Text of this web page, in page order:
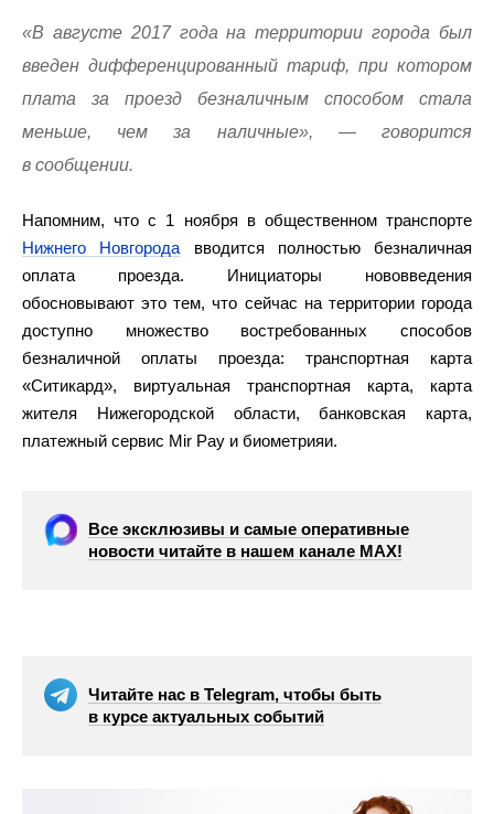
«В августе 2017 года на территории города был
введен дифференцированный тариф, при котором
плата за проезд безналичным способом стала
меньше, чем за наличные», — говорится
в сообщении.
Напомним, что с 1 ноября в общественном транспорте
Нижнего Новгорода вводится полностью безналичная
оплата проезда. Инициаторы нововведения
обосновывают это тем, что сейчас на территории города
доступно множество востребованных способов
безналичной оплаты проезда: транспортная карта
«Ситикард», виртуальная транспортная карта, карта
жителя Нижегородской области, банковская карта,
платежный сервис Mir Pay и биометрияи.
Все эксклюзивы и самые оперативные
новости читайте в нашем канале МАХ!
Читайте нас в Telegram, чтобы быть
в курсе актуальных событий